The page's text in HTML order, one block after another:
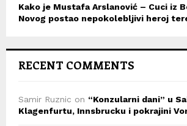
Kako je Mustafa Arslanović – Cuci iz
Novog postao nepokolebljivi heroj
RECENT COMMENTS
Samir Ruznic on “Konzularni dani” u
Klagenfurtu, Innsbrucku i pokrajini